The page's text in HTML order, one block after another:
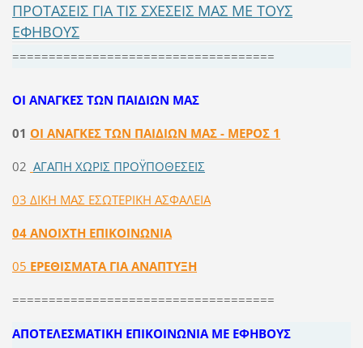
ΠΡΟΤΑΣΕΙΣ ΓΙΑ ΤΙΣ ΣΧΕΣΕΙΣ ΜΑΣ ΜΕ ΤΟΥΣ
ΕΦΗΒΟΥΣ
====================================
ΟΙ ΑΝΑΓΚΕΣ ΤΩΝ ΠΑΙΔΙΩΝ ΜΑΣ
01 ΟΙ ΑΝΑΓΚΕΣ ΤΩΝ ΠΑΙΔΙΩΝ ΜΑΣ - ΜΕΡΟΣ 1
02 ΑΓΑΠΗ ΧΩΡΙΣ ΠΡΟΫΠΟΘΕΣΕΙΣ
03 ΔΙΚΗ ΜΑΣ ΕΣΩΤΕΡΙΚΗ ΑΣΦΑΛΕΙΑ
04 ANOIXTH EΠIKOINΩNIA
05 EPEΘIΣMAΤΑ ΓIA ANAΠTYΞH
====================================
ΑΠΟΤΕΛΕΣΜΑΤΙΚΗ ΕΠΙΚΟΙΝΩΝΙΑ ΜΕ ΕΦΗΒΟΥΣ